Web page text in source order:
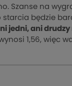
Szanse na
będzie
jedni, ani drudzy
1,56, więc